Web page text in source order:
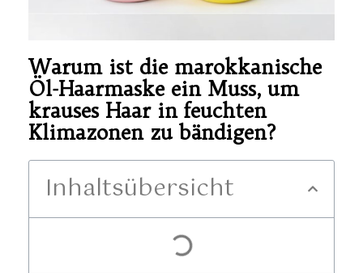
Warum ist die marokkanische
Öl-Haarmaske ein Muss, um
krauses Haar in feuchten
Klimazonen zu bändigen?
Inhaltsübersicht